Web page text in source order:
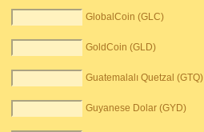
GlobalCoin (GLC)
GoldCoin (GLD)
Guatemalalı Quetzal (GTQ)
Guyanese Dolar (GYD)